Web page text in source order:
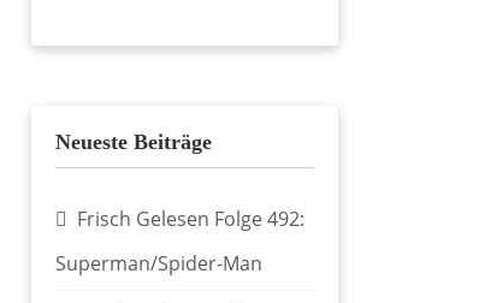
Neueste Beiträge
Frisch Gelesen Folge 492:
Superman/Spider-Man